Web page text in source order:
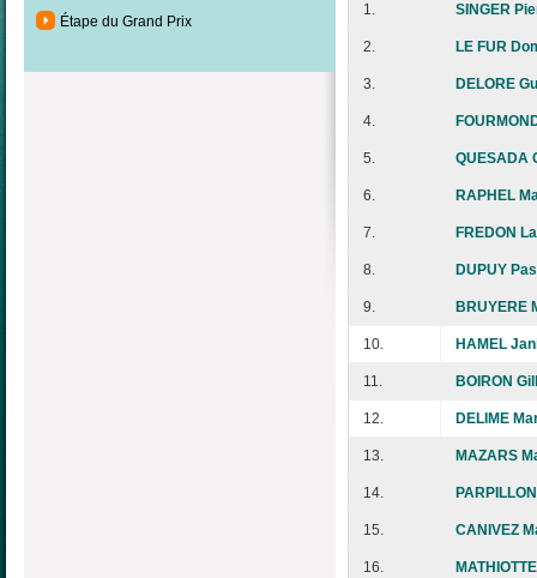
Étape du Grand Prix
1. SINGER
2. LE FUR
3. DELORE
4.
5. QUESADA
6. RAPHEL
7. FREDON
8. DUPUY
9. BRUYERE
10. HAMEL
11. BOIRON
12. DELIME
13. MAZARS
14.
15. CANIVEZ
16.